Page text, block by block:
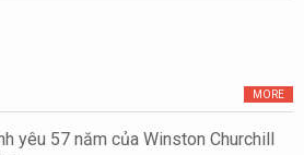
MORE
yêu 57 năm của Winston Churchill